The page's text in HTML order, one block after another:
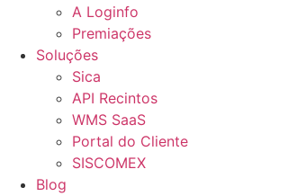
A Loginfo
Premiações
Soluções
Sica
API Recintos
WMS SaaS
Portal do Cliente
SISCOMEX
Blog